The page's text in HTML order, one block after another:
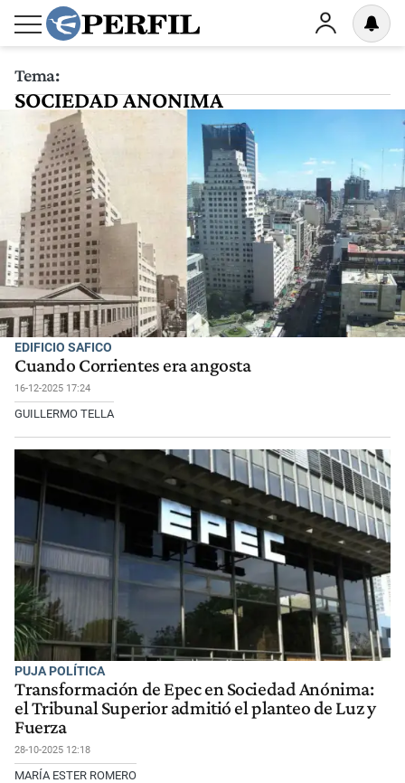
Tema:
SOCIEDAD ANONIMA
EDIFICIO SAFICO
Cuando Corrientes era angosta
16-12-2025 17:24
GUILLERMO TELLA
PUJA POLÍTICA
Transformación de Epec en Sociedad Anónima:
el Tribunal Superior admitió el planteo de Luz y
Fuerza
28-10-2025 12:18
MARÍA ESTER ROMERO